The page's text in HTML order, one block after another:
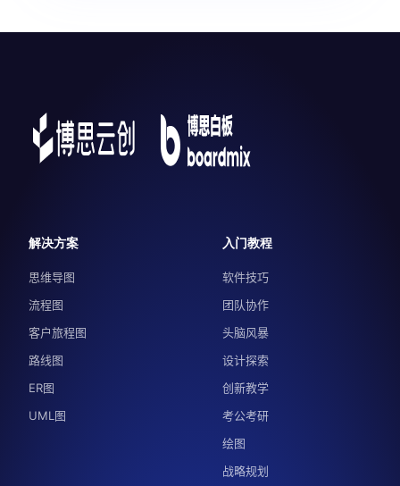
解决方案
思维导图
流程图
客户旅程图
路线图
ER图
UML图
入门教程
软件技巧
团队协作
头脑风暴
设计探索
创新教学
考公考研
绘图
战略规划